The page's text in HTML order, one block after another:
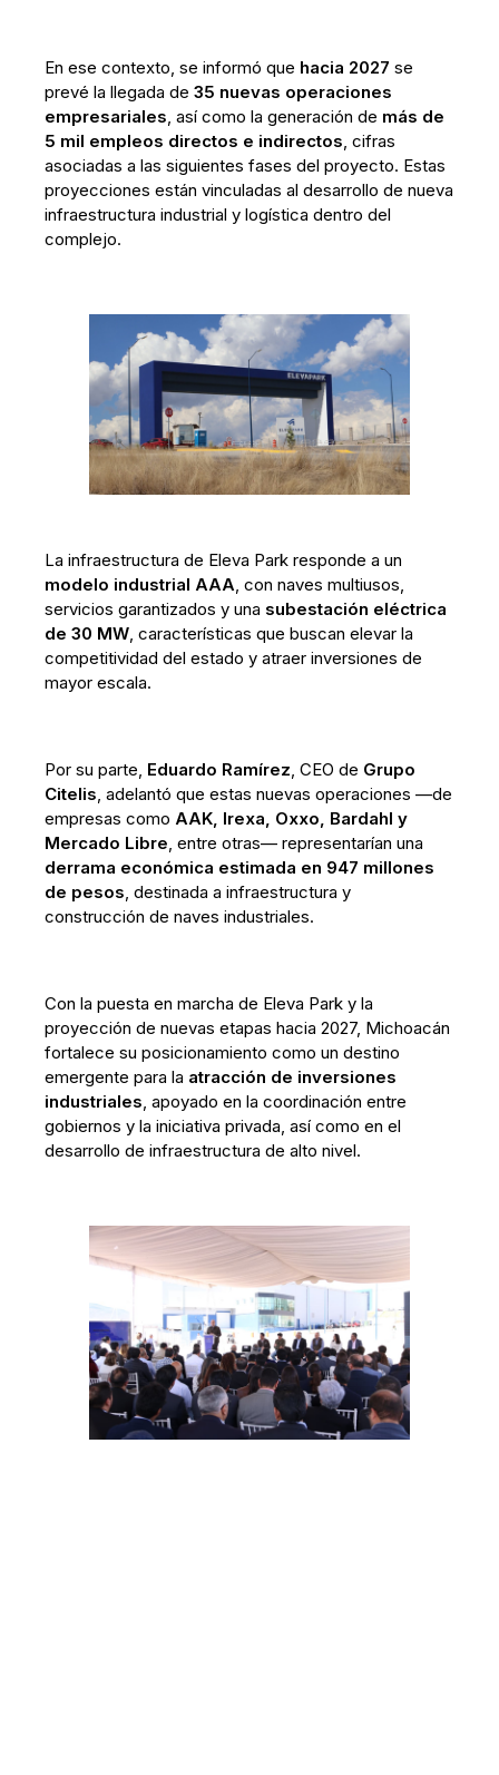
En ese contexto, se informó que hacia 2027 se
prevé la llegada de35 nuevas operaciones
empresariales, así como la generación de más de
5 mil empleos directos e indirectos, cifras
asociadas a las siguientes fases del proyecto. Estas
proyecciones están vinculadas al desarrollo de nueva
infraestructura industrial y logística dentro del
complejo.
La infraestructura de Eleva Park responde a un
modelo industrial AAA, con naves multiusos,
servicios garantizados y una subestación eléctrica
de 30 MW, características que buscan elevar la
competitividad del estado y atraer inversiones de
mayor escala.
Por su parte, Eduardo Ramírez, CEO de Grupo
Citelis, adelantó que estas nuevas operaciones —de
empresas como AAK, Irexa, Oxxo, Bardahl y
Mercado Libre, entre otras— representarían una
derrama económica estimada en 947 millones
de pesos, destinada a infraestructura y
construcción de naves industriales.
Con la puesta en marcha de Eleva Park y la
proyección de nuevas etapas hacia 2027, Michoacán
fortalece su posicionamiento como un destino
emergente para la atracción de inversiones
industriales, apoyado en la coordinación entre
gobiernos y la iniciativa privada, así como en el
desarrollo de infraestructura de alto nivel.